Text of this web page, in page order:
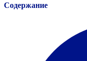
Содержание